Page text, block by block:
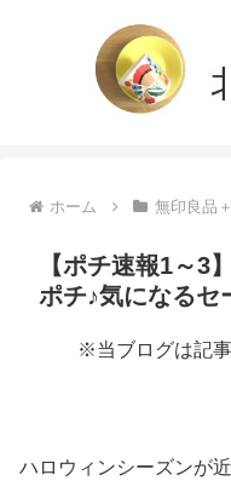
ホーム 無印良品
【ポチ速報1～3
ポチ♪気になるセ
※当ブログは記
ハロウィンシーズンが